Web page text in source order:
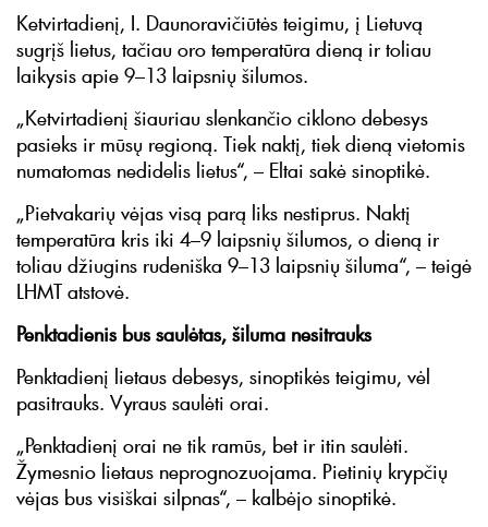
Ketvirtadienį, I. Daunoravičiūtės teigimu, į Lietuvą
sugrįš lietus, tačiau oro temperatūra dieną ir toliau
laikysis apie 9–13 laipsnių šilumos.
„Ketvirtadienį šiauriau slenkančio ciklono debesys
pasieks ir mūsų regioną. Tiek naktį, tiek dieną vietomis
numatomas nedidelis lietus“, – Eltai sakė sinoptikė.
„Pietvakarių vėjas visą parą liks nestiprus. Naktį
temperatūra kris iki 4–9 laipsnių šilumos, o dieną ir
toliau džiugins rudeniška 9–13 laipsnių šiluma“, – teigė
LHMT atstovė.
Penktadienis bus saulėtas, šiluma nesitrauks
Penktadienį lietaus debesys, sinoptikės teigimu, vėl
pasitrauks. Vyraus saulėti orai.
„Penktadienį orai ne tik ramūs, bet ir itin saulėti.
Žymesnio lietaus neprognozuojama. Pietinių krypčių
vėjas bus visiškai silpnas“, – kalbėjo sinoptikė.